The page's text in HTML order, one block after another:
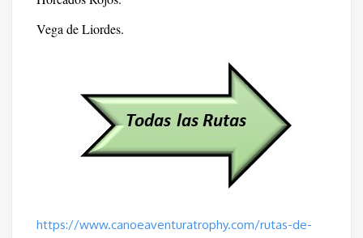
Vega de Liordes.
https://www.canoeaventuratrophy.com/rutas-de-